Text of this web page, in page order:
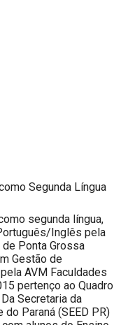
Segunda Língua
segunda língua,
Inglês pela
Ponta Grossa
Gestão de
AVM Faculdades
pertenço ao Quadro
Secretaria da
Paraná (SEED PR)